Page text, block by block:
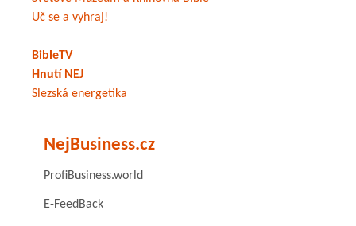
Uč se a vyhraj!
BibleTV
Hnutí NEJ
Slezská energetika
NejBusiness.cz
ProfiBusiness.world
E-FeedBack